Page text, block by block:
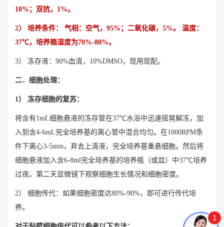
10%；双抗，1%。
2） 培养条件： 气相：空气，95%；二氧化碳，5%。 温度：
37℃，培养箱湿度为70%-80%。
3） 冻存液：90%血清，10%DMSO，现用现配。
二．细胞处理：
1） 冻存细胞的复苏：
将含有1mL细胞悬液的冻存管在37℃水浴中迅速摇晃解冻，加
入到含4-6mL完全培养基的离心管中混合均匀。在1000RPM条
件下离心3-5min，弃去上清液，完全培养基重悬细胞。然后将
细胞悬液加入含6-8ml完全培养基的培养瓶（或皿）中37℃培养
过夜。第二天显微镜下观察细胞生长情况和细胞密度。
2） 细胞传代：如果细胞密度达80%-90%，即可进行传代培
养。
1